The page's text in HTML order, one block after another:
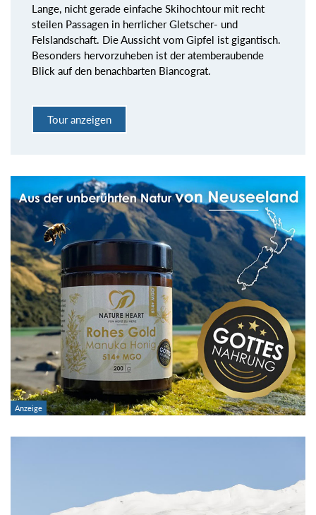
Lange, nicht gerade einfache Skihochtour mit recht
steilen Passagen in herrlicher Gletscher- und
Felslandschaft. Die Aussicht vom Gipfel ist gigantisch.
Besonders hervorzuheben ist der atemberaubende
Blick auf den benachbarten Biancograt.
Tour anzeigen